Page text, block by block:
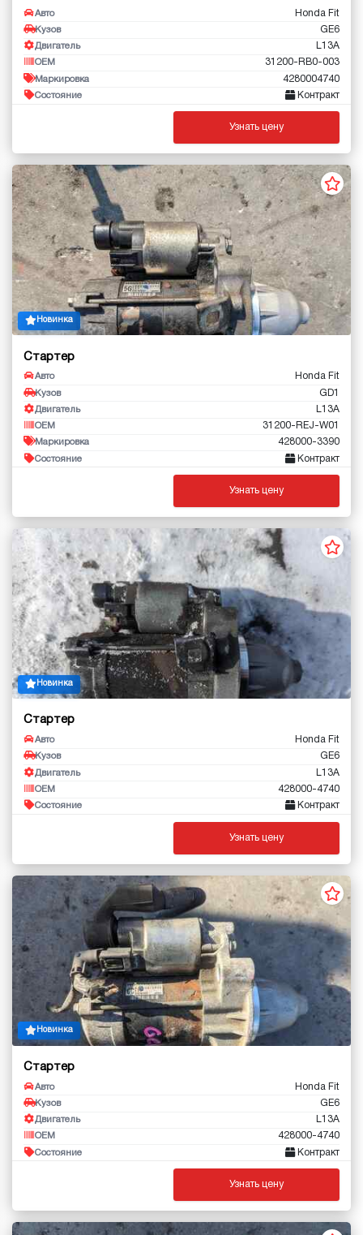
Авто Honda Fit
Кузов GE6
Двигатель L13A
OEM 31200-RB0-003
Маркировка 4280004740
Состояние Контракт
Узнать цену
Новинка
Стартер
Авто Honda Fit
Кузов GD1
Двигатель L13A
OEM 31200-REJ-W01
Маркировка 428000-3390
Состояние Контракт
Узнать цену
Новинка
Стартер
Авто Honda Fit
Кузов GE6
Двигатель L13A
OEM 428000-4740
Состояние Контракт
Узнать цену
Новинка
Стартер
Авто Honda Fit
Кузов GE6
Двигатель L13A
OEM 428000-4740
Состояние Контракт
Узнать цену